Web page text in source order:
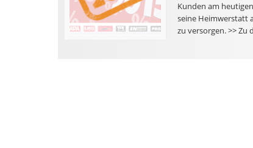
Kunden am
seine Heimwerstatt
zu versorgen. >> Zu